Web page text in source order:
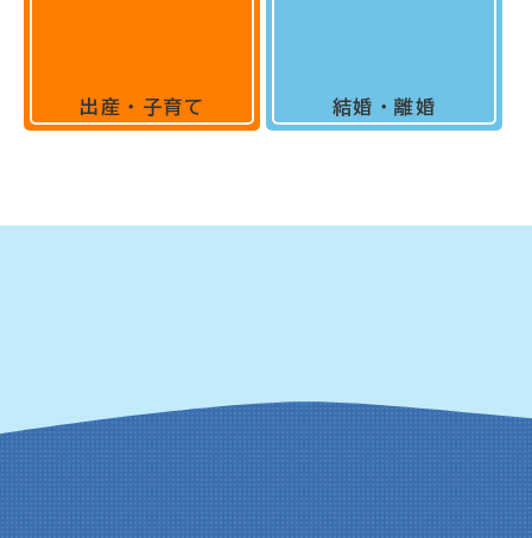
出産・子育て 結婚・離婚